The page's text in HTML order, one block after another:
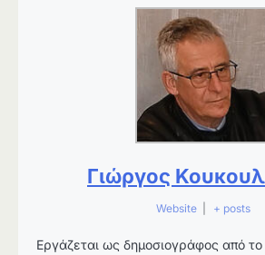
Γιώργος
Website + posts
Εργάζεται ως δημοσιογράφος από